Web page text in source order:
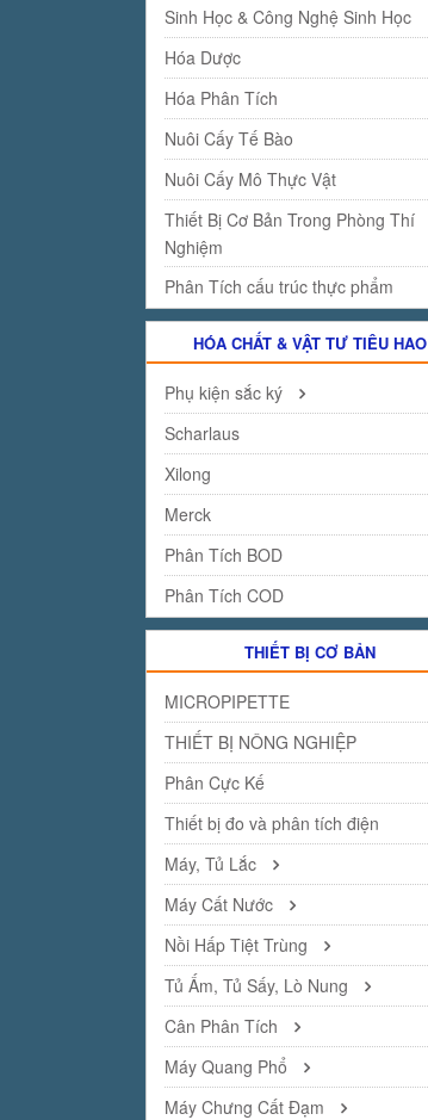
Sinh Học & Công Nghệ Sinh Học
Hóa Dược
Hóa Phân Tích
Nuôi Cấy Tế Bào
Nuôi Cấy Mô Thực Vật
Thiết Bị Cơ Bản Trong Phòng Thí
Nghiệm
Phân Tích cấu trúc thực phẩm
HÓA CHẤT & VẬT TƯ TIÊU HAO
Phụ kiện sắc ký
Scharlaus
Xilong
Merck
Phân Tích BOD
Phân Tích COD
THIẾT BỊ CƠ BẢN
MICROPIPETTE
THIẾT BỊ NÔNG NGHIỆP
Phân Cực Kế
Thiết bị đo và phân tích điện
Máy, Tủ Lắc
Máy Cất Nước
Nồi Hấp Tiệt Trùng
Tủ Ấm, Tủ Sấy, Lò Nung
Cân Phân Tích
Máy Quang Phổ
Máy Chưng Cất Đạm